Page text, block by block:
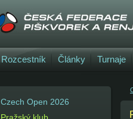
Czech Open 2026
Rozcestník Články Turnaje